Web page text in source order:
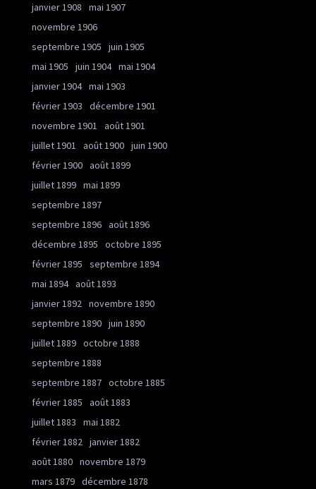
janvier 1908
mai 1907
novembre 1906
septembre 1905
juin 1905
mai 1905
juin 1904 mai 1904
janvier 1904 mai 1903
février 1903
décembre 1901
novembre 1901
août 1901
juillet 1901
août 1900 juin 1900
février 1900 août 1899
juillet 1899 mai 1899
septembre 1897
septembre 1896 août 1896
décembre 1895
octobre 1895
février 1895
septembre 1894
mai 1894 août 1893
janvier 1892 novembre 1890
septembre 1890 juin 1890
juillet 1889 octobre 1888
septembre 1888
septembre 1887 octobre 1885
février 1885
août 1883
juillet 1883
mai 1882
février 1882 janvier 1882
août 1880 novembre 1879
mars 1879 décembre 1878